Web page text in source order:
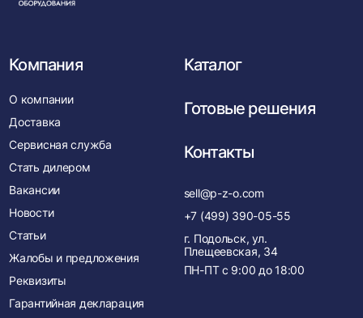
Компания
О компании
Доставка
Сервисная служба
Стать дилером
Вакансии
Новости
Статьи
Жалобы и предложения
Реквизиты
Гарантийная декларация
Каталог
Готовые решения
Контакты
sell@p-z-o.com
+7 (499) 390-05-55
г. Подольск, ул.
Плещеевская, 34
ПН-ПТ с 9:00 до 18:00